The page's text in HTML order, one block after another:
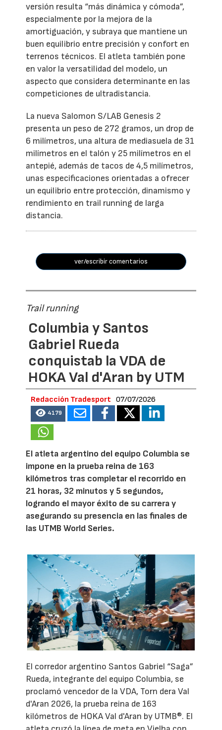
versión resulta “más dinámica y cómoda”,
especialmente por la mejora de la
amortiguación, y subraya que mantiene un
buen equilibrio entre precisión y confort en
terrenos técnicos. El atleta también pone
en valor la versatilidad del modelo, un
aspecto que considera determinante en las
competiciones de ultradistancia.
La nueva Salomon S/LAB Genesis 2
presenta un peso de 272 gramos, un drop de
6 milímetros, una altura de mediasuela de 31
milímetros en el talón y 25 milímetros en el
antepié, además de tacos de 4,5 milímetros,
unas especificaciones orientadas a ofrecer
un equilibrio entre protección, dinamismo y
rendimiento en trail running de larga
distancia.
ver/escribir comentarios
Trail running
Columbia y Santos
Gabriel Rueda
conquistab la VDA de
HOKA Val d'Aran by UTM
Redacción Tradesport 07/07/2026
4179
El atleta argentino del equipo Columbia se
impone en la prueba reina de 163
kilómetros tras completar el recorrido en
21 horas, 32 minutos y 5 segundos,
logrando el mayor éxito de su carrera y
asegurando su presencia en las finales de
las UTMB World Series.
El corredor argentino Santos Gabriel “Saga”
Rueda, integrante del equipo Columbia, se
proclamó vencedor de la VDA, Torn dera Val
d'Aran 2026, la prueba reina de 163
kilómetros de HOKA Val d'Aran by UTMB®. El